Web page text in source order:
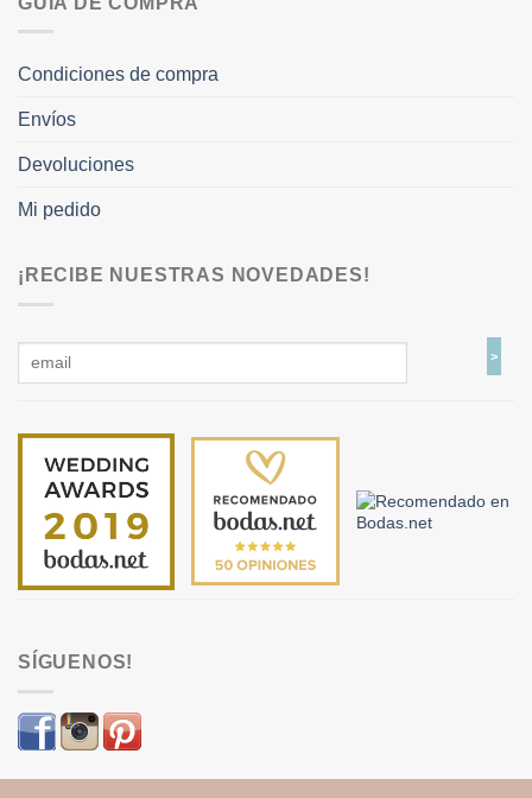
Condiciones de compra
Envíos
Devoluciones
Mi pedido
¡RECIBE NUESTRAS NOVEDADES!
SÍGUENOS!